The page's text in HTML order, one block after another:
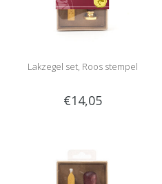
Lakzegel set, Roos stempel
€14,05